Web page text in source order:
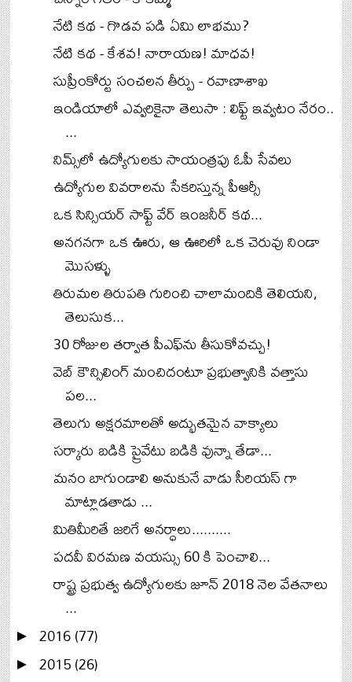
నేటి కథ - గొడవ పడి ఏమి లాభము?
నేటి కథ - కేశవ! నారాయణ! మాధవ!
సుప్రీంకోర్టు సంచలన తీర్పు - రవాణాశాఖ
ఇండియాలో ఎవ్వరికైనా తెలుసా : లిఫ్ట్ ఇవ్వటం నేరం..
...
నిమ్స్‌లో ఉద్యోగులకు సాయంత్రపు ఓపీ సేవలు
ఉద్యోగుల వివరాలను సేకరిస్తున్న పీఆర్సీ
ఒక సిన్సియర్ సాఫ్ట్ వేర్ ఇంజనీర్ కథ...
అనగనగా ఒక ఊరు, ఆ ఊరిలో ఒక చెరువు నిండా
మొసళ్ళు
తిరుమల తిరుపతి గురించి చాలామందికి తెలియని,
తెలుసుక...
30 రోజుల తర్వాత పీఎఫ్‌ను తీసుకోవచ్చు!
వెబ్ కౌన్సిలింగ్ మంచిదంటూ ప్రభుత్వానికి వత్తాసు
పల...
తెలుగు అక్షరమాలతో అద్భుతమైన వాక్యాలు
సర్కారు బడికి ప్రైవేటు బడికి వున్నా తేడా...
మనం బాగుండాలి అనుకునే వాడు సీరియస్ గా
మాట్లాడతాడు ...
మితిమీరితే జరిగే అనర్ధాలు..........
పదవీ విరమణ వయస్సు 60 కి పెంచాలి...
రాష్ట్ర ప్రభుత్వ ఉద్యోగులకు జూన్ 2018 నెల వేతనాలు
...
► 2016(77)
► 2015(26)